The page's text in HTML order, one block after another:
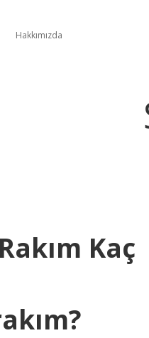
Hakkımızda
Kaç